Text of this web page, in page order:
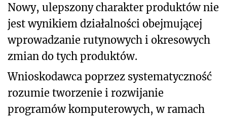
Nowy, ulepszony charakter produktów nie
jest wynikiem działalności obejmującej
wprowadzanie rutynowych i okresowych
zmian do tych produktów.
Wnioskodawca poprzez systematyczność
rozumie tworzenie i rozwijanie
programów komputerowych, w ramach